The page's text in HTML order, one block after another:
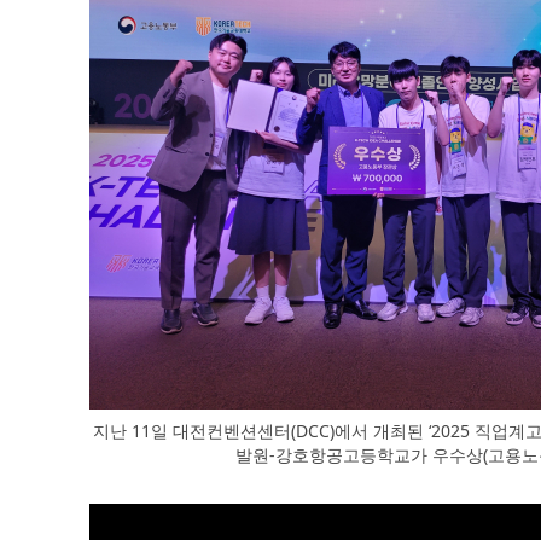
지난 11일 대전컨벤션센터(DCC)에서 개최된 ‘2025 직업계
발원-강호항공고등학교가 우수상(고용